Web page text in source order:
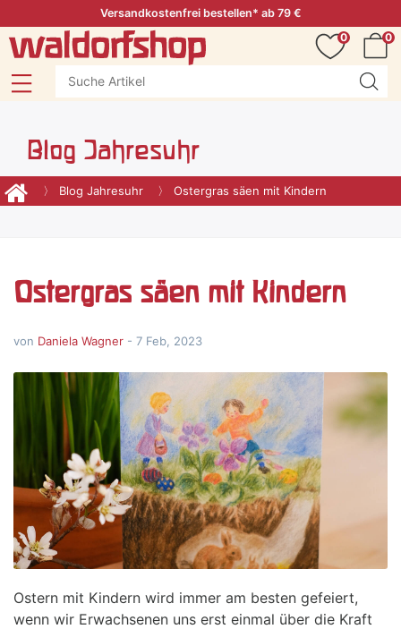
Versandkostenfrei bestellen* ab 79 €
0
0
Blog Jahresuhr
Blog Jahresuhr Ostergras säen mit Kindern
Ostergras säen mit Kindern
von Daniela Wagner - 7 Feb, 2023
Ostern mit Kindern wird immer am besten gefeiert,
wenn wir Erwachsenen uns erst einmal über die Kraft